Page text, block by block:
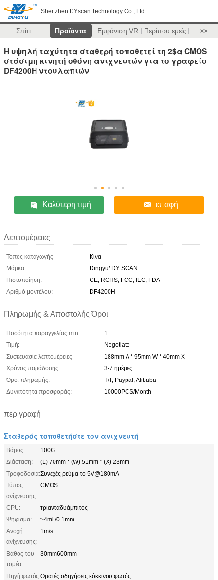
Shenzhen DYscan Technology Co., Ltd
Σπίτι Προϊόντα Εμφάνιση VR Περίπου εμείς >>
Η υψηλή ταχύτητα σταθερή τοποθετεί τη 2$α CMOS
στάσιμη κινητή οθόνη ανιχνευτών για το γραφείο
DF4200H ντουλαπιών
Καλύτερη τιμή επαφή
Λεπτομέρειες
Τόπος καταγωγής:
Κίνα
Μάρκα:
Dingyu/ DY SCAN
Πιστοποίηση:
CE, ROHS, FCC, IEC, FDA
Αριθμό μοντέλου:
DF4200H
Πληρωμής & Αποστολής Όροι
Ποσότητα παραγγελίας min:
1
Τιμή:
Negotiate
Συσκευασία λεπτομέρειες:
188mm Λ * 95mm W * 40mm Χ
Χρόνος παράδοσης:
3-7 ημέρες
Όροι πληρωμής:
T/T, Paypal, Alibaba
Δυνατότητα προσφοράς:
10000PCS/Month
περιγραφή
Σταθερός τοποθετήστε τον ανιχνευτή
Βάρος:
100G
Διάσταση:
(L) 70mm * (W) 51mm * (Χ) 23mm
Τροφοδοσία:Συνεχές ρεύμα το 5V@180mA
Τύπος
ανίχνευσης:
CMOS
CPU:
τριανταδυάμπιτος
Ψήφισμα:
≥4mil/0.1mm
Ανοχή
ανίχνευσης:
1m/s
Βάθος του
τομέα:
30mm600mm
Πηγή φωτός:Ορατές οδηγήσεις κόκκινου φωτός